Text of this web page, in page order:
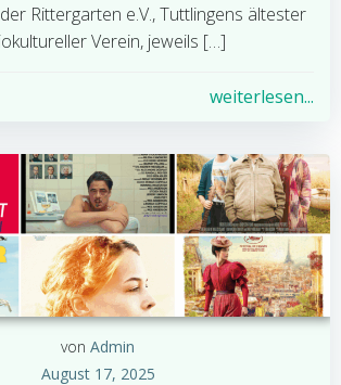
Rittergarten e.V., Tuttlingens ältester
Verein, jeweils […]
weiterlesen...
von Admin
August 17, 2025